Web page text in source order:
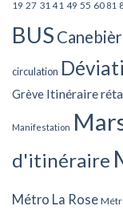
19 27 31 41 49 55 60 81
BUS
circulation
Grève Itinéraire
Manifestation
d'itinéraire
Métro La Rose